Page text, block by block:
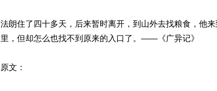
法朗住了四十多天，后来暂时离开，到山外去找粮食，他
里，但却怎么也找不到原来的入口了。——《广异记》
原文：